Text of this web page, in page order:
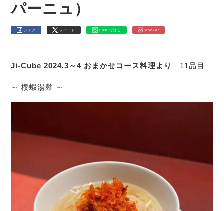
パーニュ）
シェア ツイート LINEで送る Pocket
Ji-Cube 2024.3～4 おまかせコース料理より 11品目
～ 櫻蝦湯麺 ～